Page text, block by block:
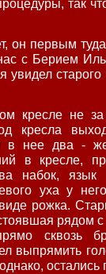
так
он первым
с Берием
увидел
кресле не
кресла
в нее два -
в кресле,
набок, язык
уха у
рожка.
рядом
сквозь
выпрямить